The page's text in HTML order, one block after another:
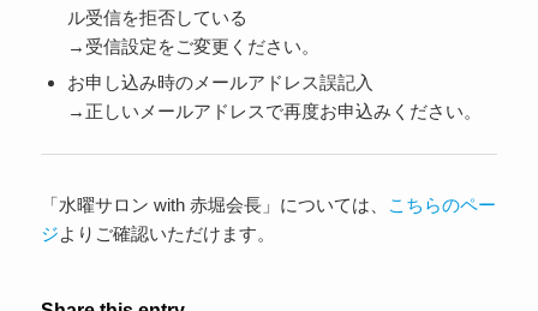
ル受信を拒否している
→受信設定をご変更ください。
お申し込み時のメールアドレス誤記入
→正しいメールアドレスで再度お申込みください。
「水曜サロン with 赤堀会長」については、
こちらのペー
ジよりご確認いただけます。